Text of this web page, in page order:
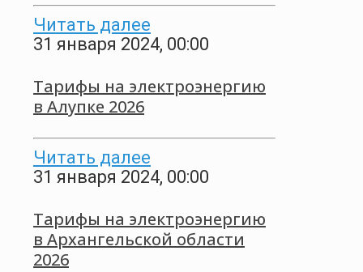
Читать далее
31 января 2024, 00:00
Тарифы на электроэнергию
в Алупке 2026
Читать далее
31 января 2024, 00:00
Тарифы на электроэнергию
в Архангельской области
2026